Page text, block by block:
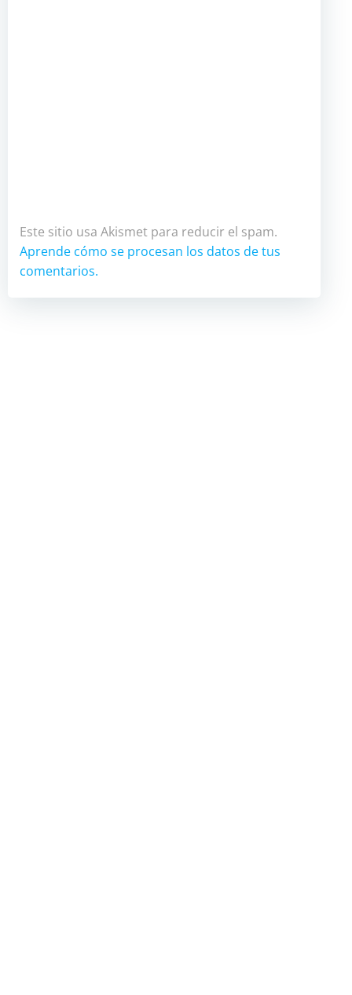
Este sitio usa Akismet para reducir el spam.
Aprende cómo se procesan los datos de tus
comentarios.